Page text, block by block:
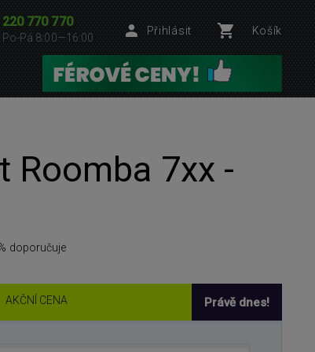
220 770 770
Po-Pá 8:00—16:00
Přihlásit Košík
Roomba 7xx -
doporučuje
AKČNÍ CENA Právě dnes!